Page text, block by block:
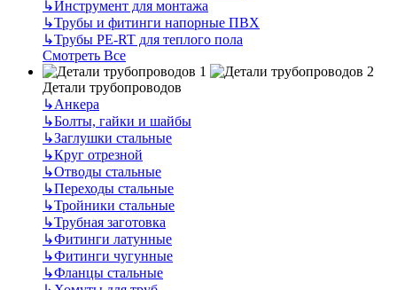
↳Инструмент для монтажа
↳Трубы и фитинги напорные ПВХ
↳Трубы PE-RT для теплого пола
Смотреть Все
Детали трубопроводов
↳Анкера
↳Болты, гайки и шайбы
↳Заглушки стальные
↳Круг отрезной
↳Отводы стальные
↳Переходы стальные
↳Тройники стальные
↳Трубная заготовка
↳Фитинги латунные
↳Фитинги чугунные
↳Фланцы стальные